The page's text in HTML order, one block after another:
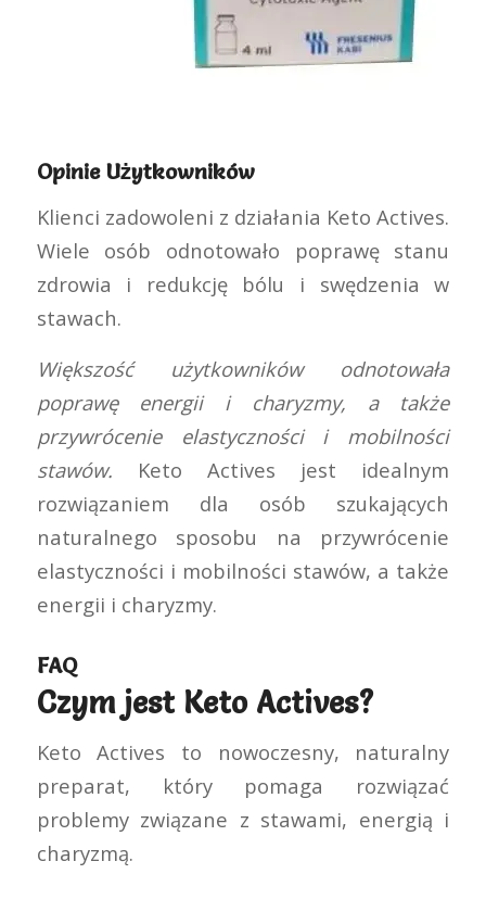
Opinie Użytkowników
Klienci zadowoleni z działania Keto Actives.
Wiele osób odnotowało poprawę stanu
zdrowia i redukcję bólu i swędzenia w
stawach.
Większość użytkowników odnotowała
poprawę energii i charyzmy, a także
przywrócenie elastyczności i mobilności
stawów. Keto Actives jest idealnym
rozwiązaniem dla osób szukających
naturalnego sposobu na przywrócenie
elastyczności i mobilności stawów, a także
energii i charyzmy.
FAQ
Czym jest Keto Actives?
Keto Actives to nowoczesny, naturalny
preparat, który pomaga rozwiązać
problemy związane z stawami, energią i
charyzmą.